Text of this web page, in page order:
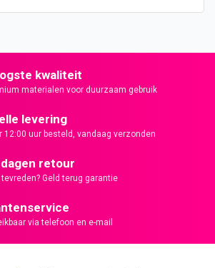
kwaliteit
materialen voor duurzaam gebruik
levering
12:00 uur besteld, vandaag verzonden
retour
tevreden? Geld terug garantie
via telefoon en e-mail